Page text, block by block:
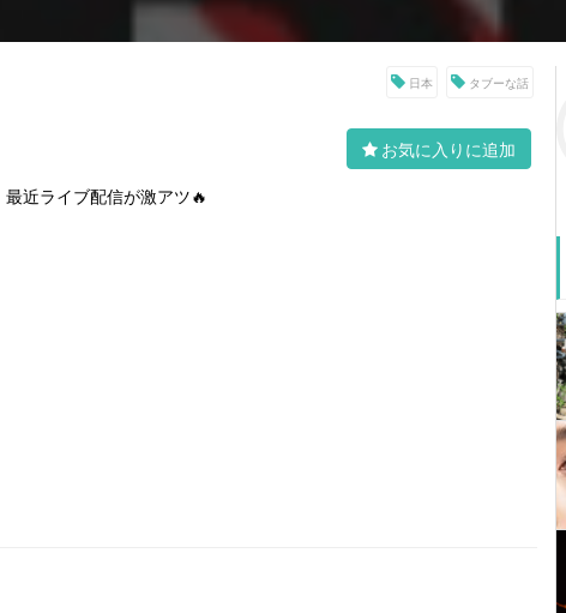
日本 タブーな話
お気に入りに追加
最近ライブ配信が激アツ🔥